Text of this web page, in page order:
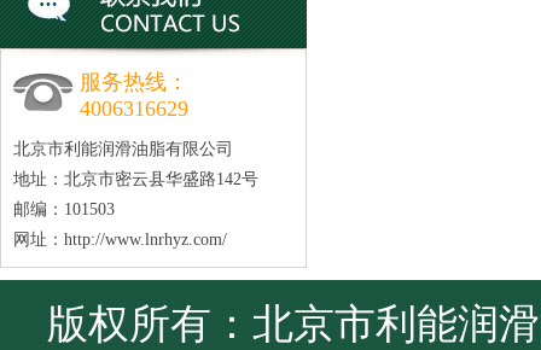
服务热线：
4006316629
北京市利能润滑油脂有限公司
地址：北京市密云县华盛路142号
邮编：101503
网址： http://www.lnrhyz.com/
版权所有：北京市利能润